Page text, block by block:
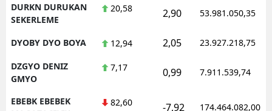
DURKN DURUKAN
SEKERLEME
20,58 2,90 53.981.050,35
DYOBY DYO BOYA 12,94 2,05 23.927.218,75
DZGYO DENIZ
GMYO
7,17 0,99 7.911.539,74
EBEBK EBEBEK
82,60 -7,92 174.464.082,00